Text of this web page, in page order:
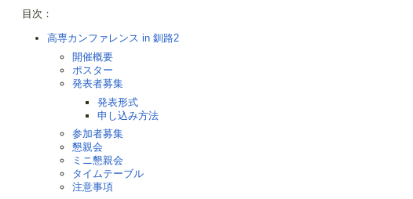
目次：
高専カンファレンス in 釧路2
開催概要
ポスター
発表者募集
発表形式
申し込み方法
参加者募集
懇親会
ミニ懇親会
タイムテーブル
注意事項